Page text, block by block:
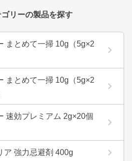
ゴリーの製品を探す
まとめて一掃 10g（5g×2
まとめて一掃 10g（5g×2
速効プレミアム 2g×20個
ア 強力忌避剤 400g